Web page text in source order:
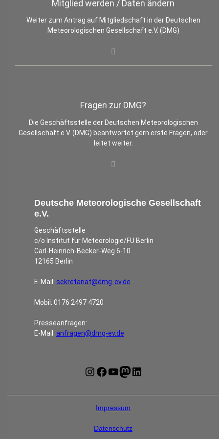
Mitglied werden / Daten ändern
Weiter zum Antrag auf Mitgliedschaft in der Deutschen
Meteorologischen Gesellschaft e.V. (DMG)
Fragen zur DMG?
Die Geschäftsstelle der Deutschen Meteorologischen
Gesellschaft e.V. (DMG) beantwortet gern erste Fragen, oder
leitet weiter.
Deutsche Meteorologische Gesellschaft
e.V.
Geschäftsstelle
c/o Institut für Meteorologie/FU Berlin
Carl-Heinrich-Becker-Weg 6-10
12165 Berlin
E-Mail: sekretariat@dmg-ev.de
Mobil: 0176 2497 4720
Presseanfragen:
E-Mail: anfragen@dmg-ev.de
Instagram
Facebook
YouTube
Mastodon
LinkedIn
Impressum
Datenschutz